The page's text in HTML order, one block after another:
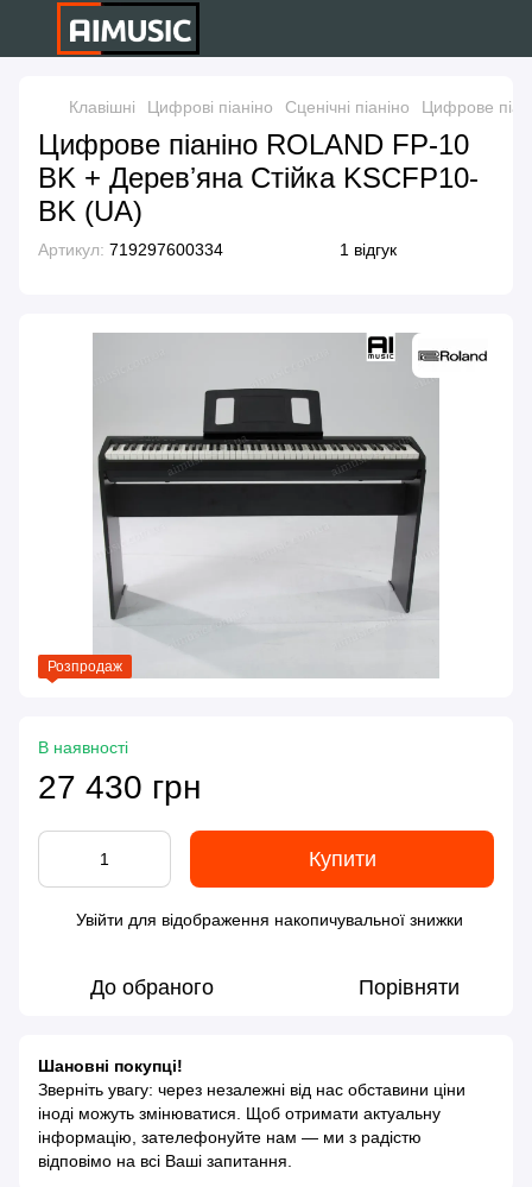
Клавішні Цифрові піаніно Сценічні піаніно Цифрове
Цифрове піаніно ROLAND FP-10
BK + Деревʼяна Стійка KSCFP10-
BK (UA)
Артикул: 719297600334 1 відгук
Розпродаж
В наявності
27 430 грн
Купити
Увійти для відображення накопичувальної знижки
До обраного Порівняти
Шановні покупці!
Зверніть увагу: через незалежні від нас обставини ціни
іноді можуть змінюватися. Щоб отримати актуальну
інформацію, зателефонуйте нам — ми з радістю
відповімо на всі Ваші запитання.